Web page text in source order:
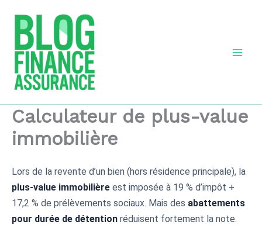
contenu
Calculateur de plus-value
immobilière
Lors de la revente d’un bien (hors résidence principale), la
plus-value immobilière est imposée à 19 % d’impôt +
17,2 % de prélèvements sociaux. Mais des abattements
pour durée de détention réduisent fortement la note.